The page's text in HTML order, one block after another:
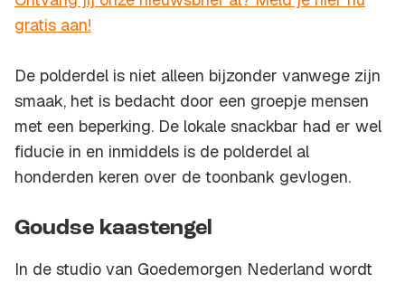
gratis aan!
De polderdel is niet alleen bijzonder vanwege zijn
smaak, het is bedacht door een groepje mensen
met een beperking. De lokale snackbar had er wel
fiducie in en inmiddels is de polderdel al
honderden keren over de toonbank gevlogen.
Goudse kaastengel
In de studio van Goedemorgen Nederland wordt